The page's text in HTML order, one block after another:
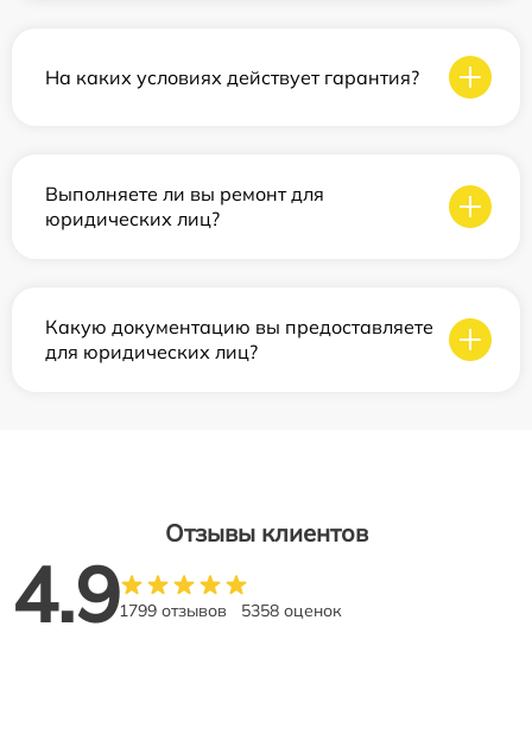
На каких условиях действует гарантия?
Выполняете ли вы ремонт для
юридических лиц?
Какую документацию вы предоставляете
для юридических лиц?
Отзывы клиентов
4.91799 отзывов 5358 оценок